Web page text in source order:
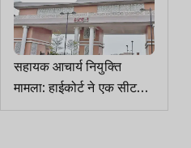
सहायक आचार्य नियुक्ति
मामला: हाईकोर्ट ने एक सीट
आरक्षित रखने का दिया निर्देश